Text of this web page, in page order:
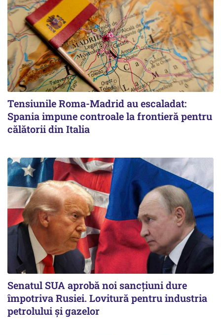
Tensiunile Roma-Madrid au escaladat:
Spania impune controale la frontieră pentru
călătorii din Italia
Senatul SUA aprobă noi sancțiuni dure
împotriva Rusiei. Lovitură pentru industria
petrolului și gazelor